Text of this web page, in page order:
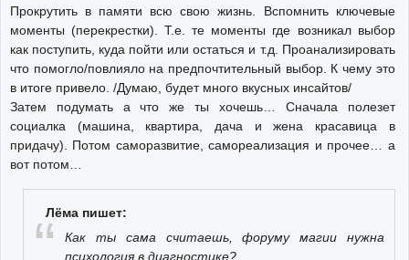
Прокрутить в памяти всю свою жизнь. Вспомнить ключевые
моменты (перекрестки). Т.е. те моменты где возникал выбор
как поступить, куда пойти или остаться и т.д. Проанализировать
что помогло/повлияло на предпочтительный выбор. К чему это
в итоге привело. /Думаю, будет много вкусных инсайтов/
Затем подумать а что же ты хочешь… Сначала полезет
социалка (машина, квартира, дача и жена красавица в
придачу). Потом саморазвитие, самореализация и прочее… а
вот потом…
Лёма пишет:
Как ты сама считаешь, форуму магии нужна
психология в диагностике?